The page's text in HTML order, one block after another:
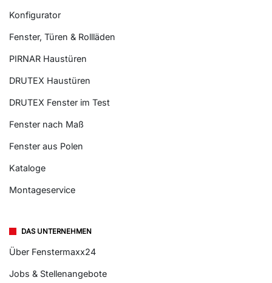
Konfigurator
Fenster, Türen & Rollläden
PIRNAR Haustüren
DRUTEX Haustüren
DRUTEX Fenster im Test
Fenster nach Maß
Fenster aus Polen
Kataloge
Montageservice
DAS UNTERNEHMEN
Über Fenstermaxx24
Jobs & Stellenangebote